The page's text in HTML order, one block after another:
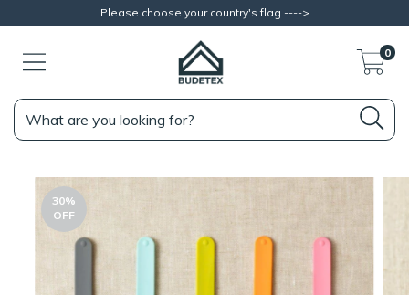
Please choose your country's flag ---->
0
30%
OFF